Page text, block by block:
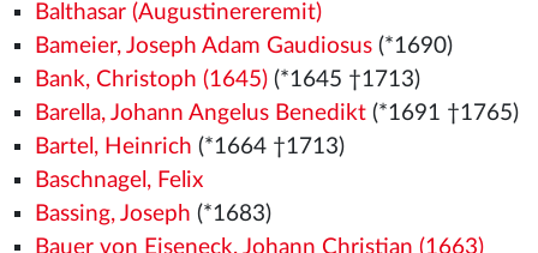
Balthasar (Augustinereremit)
Bameier, Joseph Adam Gaudiosus(*1690)
Bank, Christoph (1645)(*1645 †1713)
Barella, Johann Angelus Benedikt(*1691 †1765)
Bartel, Heinrich (*1664 †1713)
Baschnagel, Felix
Bassing, Joseph (*1683)
Bauer von Eiseneck, Johann Christian (1663)